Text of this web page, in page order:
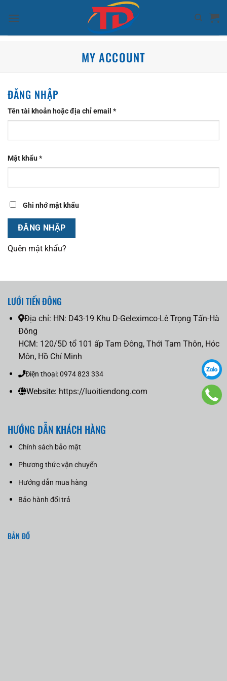
qua
MY ACCOUNT
ĐĂNG NHẬP
Tên tài khoản hoặc địa chỉ email *Bắt
buộc
Mật khẩu*Bắt
buộc
Ghi nhớ mật khẩu
ĐĂNG NHẬP
Quên mật khẩu?
LƯỚI TIẾN ĐÔNG
Địa chỉ: HN: D43-19 Khu D-Geleximco-Lê Trọng Tấn-Hà
Đông
HCM: 120/5D tổ 101 ấp Tam Đông, Thới Tam Thôn, Hóc
Môn, Hồ Chí Minh
Điện thoại:0974 823 334
Website: https://luoitiendong.com
HƯỚNG DẪN KHÁCH HÀNG
Chính sách bảo mật
Phương thức vận chuyển
Hướng dẫn mua hàng
Bảo hành đổi trả
BẢN ĐỒ